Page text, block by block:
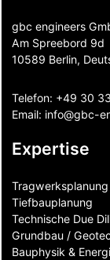
gbc engineers
Am Spreebord 9d
10589 Berlin,
Telefon: +49 30
Email: info@gbc-
Expertise
Tragwerksplanung
Tiefbauplanung
Technische Due
Grundbau /
Bauphysik &